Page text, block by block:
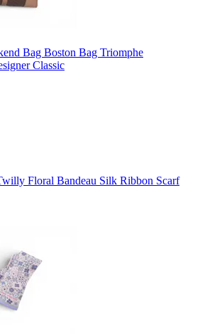
Bag Boston Bag Triomphe
Classic
Floral Bandeau Silk Ribbon Scarf